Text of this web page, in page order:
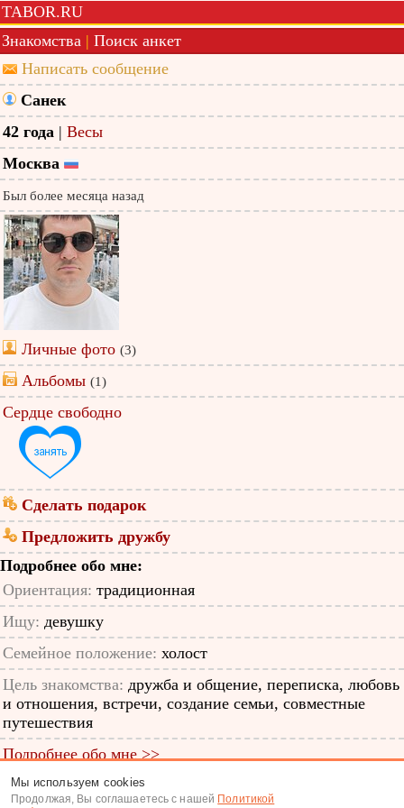
TABOR.RU
Знакомства | Поиск анкет
Написать сообщение
Санек
42 года | Весы
Москва
Был более месяца назад
Личные фото (3)
Альбомы (1)
Сердце свободно
Сделать подарок
Предложить дружбу
Подробнее обо мне:
Ориентация: традиционная
Ищу: девушку
Семейное положение: холост
Цель знакомства: дружба и общение, переписка, любовь
и отношения, встречи, создание семьи, совместные
путешествия
Подробнее обо мне >>
ID анкеты: 11281624
Мы используем cookies
Продолжая, Вы соглашаетесь с нашей Политикой